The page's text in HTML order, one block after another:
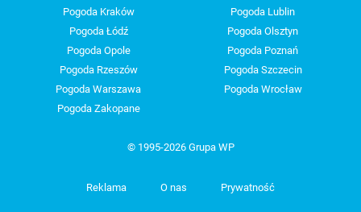
Pogoda Kraków
Pogoda Lublin
Pogoda Łódź
Pogoda Olsztyn
Pogoda Opole
Pogoda Poznań
Pogoda Rzeszów
Pogoda Szczecin
Pogoda Warszawa
Pogoda Wrocław
Pogoda Zakopane
© 1995-2026 Grupa WP
Reklama O nas Prywatność